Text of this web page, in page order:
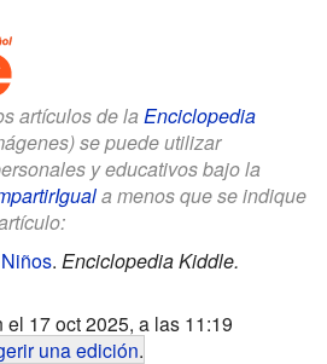
artículos de la Enciclopedia
se puede utilizar
y educativos bajo la
a menos que se indique
. Enciclopedia Kiddle.
el 17 oct 2025, a las 11:19
una edición.